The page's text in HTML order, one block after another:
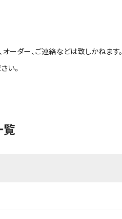
ーダー、ご連絡などは致しかねます。
い。
覧